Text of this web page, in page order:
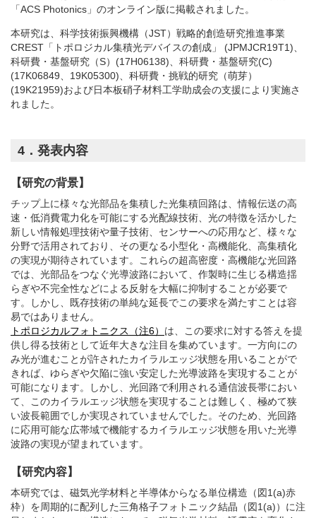
「ACS Photonics」のオンライン版に掲載されました。
本研究は、科学技術振興機構（JST）戦略的創造研究推進事業
CREST「トポロジカル集積光デバイスの創成」 (JPMJCR19T1)、
科研費・基盤研究（S）(17H06138)、科研費・基盤研究(C)
(17K06849、19K05300)、科研費・挑戦的研究（萌芽）
(19K21959)および日本板硝子材料工学助成会の支援により実施さ
れました。
4．発表内容
【研究の背景】
チップ上に様々な光部品を集積した光集積回路は、情報伝送の高
速・低消費電力化を可能にする光配線技術、光の特徴を活かした
新しい情報処理技術や量子技術、センサーへの応用など、様々な
分野で活用されており、その更なる小型化・高機能化、高集積化
の実現が期待されています。これらの超高密度・高機能な光回路
では、光部品をつなぐ光導波路において、作製時に生じる構造揺
らぎや不完全性などによる反射を大幅に抑制することが必要で
す。しかし、既存技術の単純な延長でこの要求を満たすことは容
易ではありません。
トポロジカルフォトニクス（注6） は、この要求に対する答えを提
供し得る技術として近年大きな注目を集めています。一方向にの
み光が進むことが許されたカイラルエッジ状態を用いることがで
きれば、ゆらぎや欠陥に強い安定した光導波路を実現することが
可能になります。しかし、光回路で利用される通信波長帯におい
て、このカイラルエッジ状態を実現することは難しく、極めて狭
い波長範囲でしか実現されていませんでした。そのため、光回路
に応用可能な広帯域で機能するカイラルエッジ状態を用いた光導
波路の実現が望まれています。
【研究内容】
本研究では、磁気光学材料と半導体からなる単位構造（図1(a)赤
枠）を周期的に配列した三角格子フォトニック結晶（図1(a)）に注